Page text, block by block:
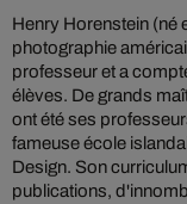
Henry Horenstein (né
photographie
professeur et a
élèves. De grands
ont été ses
fameuse école
Design. Son
publications,